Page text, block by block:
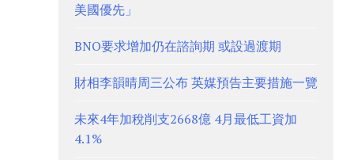
美國優先」
BNO要求增加仍在諮詢期 或設過渡期
財相李韻晴周三公布 英媒預告主要措施一覽
未來4年加稅削支2668億 4月最低工資加
4.1%